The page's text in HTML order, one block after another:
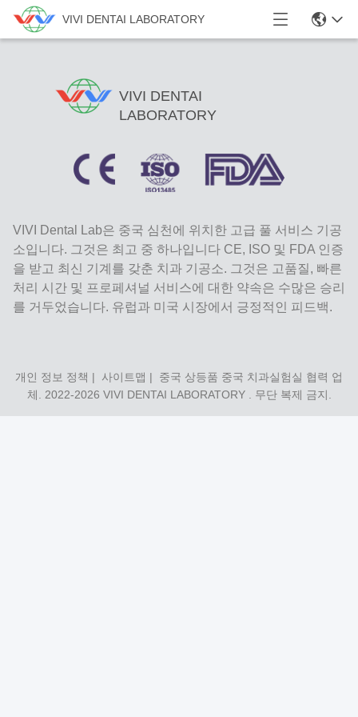
VIVI DENTAI LABORATORY
VIVI DENTAI
LABORATORY
VIVI Dental Lab은 중국 심천에 위치한 고급 풀 서비스 기공
소입니다. 그것은 최고 중 하나입니다 CE, ISO 및 FDA 인증
을 받고 최신 기계를 갖춘 치과 기공소. 그것은 고품질, 빠른
처리 시간 및 프로페셔널 서비스에 대한 약속은 수많은 승리
를 거두었습니다. 유럽과 미국 시장에서 긍정적인 피드백.
개인 정보 정책 | 사이트맵 | 중국 상등품 중국 치과실험실 협력 업
체. 2022-2026 VIVI DENTAI LABORATORY. 무단 복제 금지.